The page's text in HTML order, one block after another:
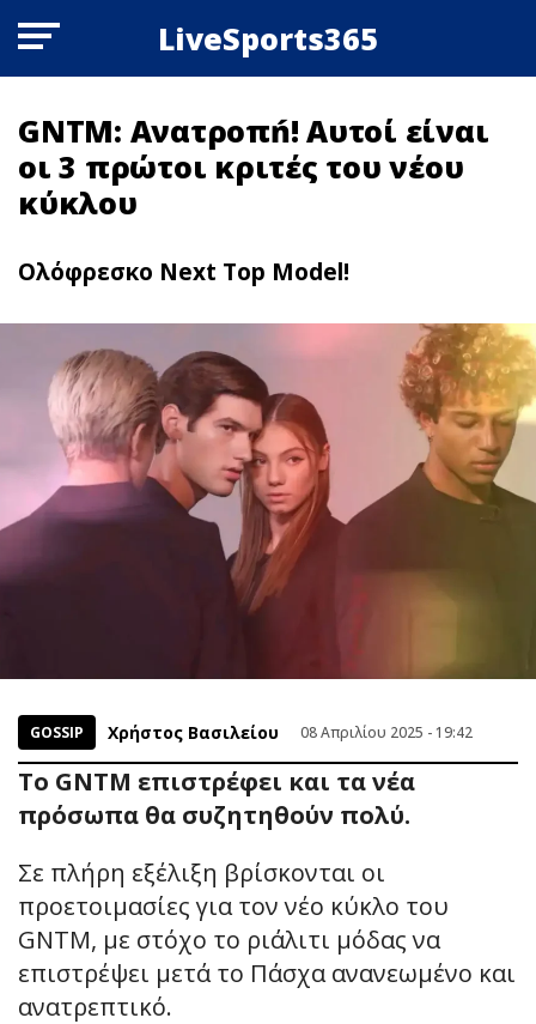
LiveSports365
GNTM: Ανατροπń! Aυτoί είναι
οι 3 πρώτοι κριτές του νέου
κύκλου
Ολόφρεσκο Next Top Model!
GOSSIP Χρήστος Βασιλείου 08 Απριλίου 2025 - 19:42
Το GNTM επιστρέφει και τα νέα
πρόσωπα θα συζητηθούν πολύ.
Σε πλήρη εξέλιξη βρίσκονται οι
προετοιμασίες για τον νέο κύκλο του
GNTM, με στόχο το ριάλιτι μόδας να
επιστρέψει μετά το Πάσχα ανανεωμένο και
ανατρεπτικό.